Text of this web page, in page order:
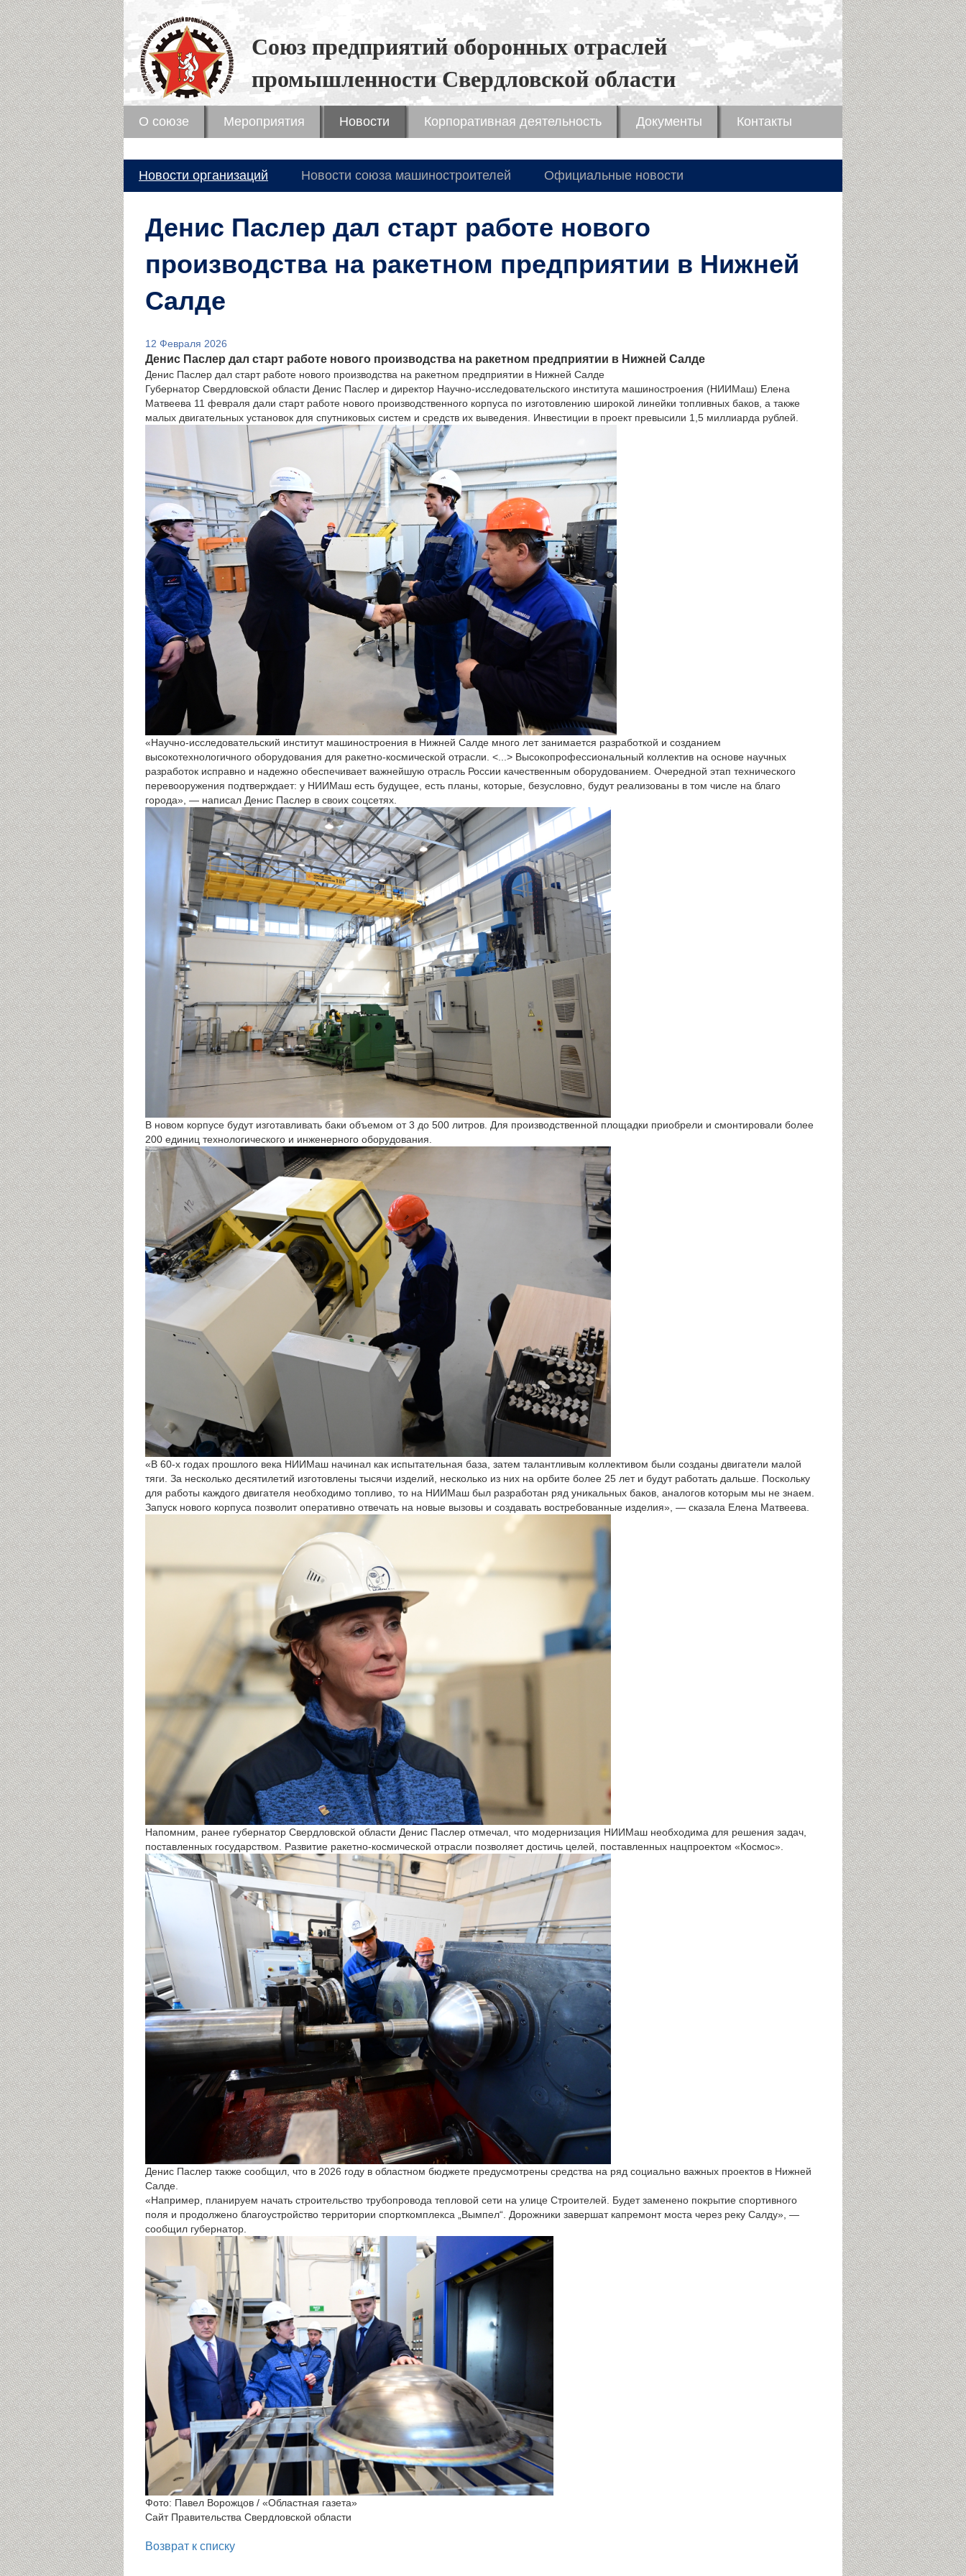
Союз предприятий оборонных отраслей
промышленности Свердловской области
О союзе Мероприятия Новости Корпоративная деятельность Документы Контакты
Новости организаций Новости союза машиностроителей Официальные новости
Денис Паслер дал старт работе нового
производства на ракетном предприятии в Нижней
Салде
12 Февраля 2026
Денис Паслер дал старт работе нового производства на ракетном предприятии в Нижней Салде
Денис Паслер дал старт работе нового производства на ракетном предприятии в Нижней Салде
Губернатор Свердловской области Денис Паслер и директор Научно-исследовательского института машиностроения (НИИМаш) Елена
Матвеева 11 февраля дали старт работе нового производственного корпуса по изготовлению широкой линейки топливных баков, а также
малых двигательных установок для спутниковых систем и средств их выведения. Инвестиции в проект превысили 1,5 миллиарда рублей.
«Научно-исследовательский институт машиностроения в Нижней Салде много лет занимается разработкой и созданием
высокотехнологичного оборудования для ракетно-космической отрасли. <...> Высокопрофессиональный коллектив на основе научных
разработок исправно и надежно обеспечивает важнейшую отрасль России качественным оборудованием. Очередной этап технического
перевооружения подтверждает: у НИИМаш есть будущее, есть планы, которые, безусловно, будут реализованы в том числе на благо
города», — написал Денис Паслер в своих соцсетях.
В новом корпусе будут изготавливать баки объемом от 3 до 500 литров. Для производственной площадки приобрели и смонтировали более
200 единиц технологического и инженерного оборудования.
«В 60-х годах прошлого века НИИМаш начинал как испытательная база, затем талантливым коллективом были созданы двигатели малой
тяги. За несколько десятилетий изготовлены тысячи изделий, несколько из них на орбите более 25 лет и будут работать дальше. Поскольку
для работы каждого двигателя необходимо топливо, то на НИИМаш был разработан ряд уникальных баков, аналогов которым мы не знаем.
Запуск нового корпуса позволит оперативно отвечать на новые вызовы и создавать востребованные изделия», — сказала Елена Матвеева.
Напомним, ранее губернатор Свердловской области Денис Паслер отмечал, что модернизация НИИМаш необходима для решения задач,
поставленных государством. Развитие ракетно-космической отрасли позволяет достичь целей, поставленных нацпроектом «Космос».
Денис Паслер также сообщил, что в 2026 году в областном бюджете предусмотрены средства на ряд социально важных проектов в Нижней
Салде.
«Например, планируем начать строительство трубопровода тепловой сети на улице Строителей. Будет заменено покрытие спортивного
поля и продолжено благоустройство территории спорткомплекса „Вымпел“. Дорожники завершат капремонт моста через реку Салду», —
сообщил губернатор.
Фото: Павел Ворожцов / «Областная газета»
Сайт Правительства Свердловской области
Возврат к списку